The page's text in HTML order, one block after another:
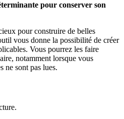
pour conserver son
pour construire de belles
vous donne la possibilité de créer
Vous pourrez les faire
notamment lorsque vous
ne sont pas lues.